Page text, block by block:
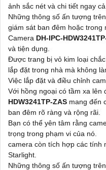
ảnh sắc nét và chi tiết ngay
Những thông số ấn tượng
giám sát ban đêm hoặc trong
Camera DH-IPC-
và tiện dụng.
Được trang bị vỏ kim loại
lắp đặt trong nhà mà không
Việc lắp đặt và điều chỉnh
Với hồng ngoại có tầm xa lên
HDW3241TP-ZAS mang đến
ban đêm rõ ràng và rộng rãi.
Bạn có thể yên tâm rằng
trọng trong phạm vi của nó.
camera còn tích hợp các tính
Starlight.
Những thông số ấn tượng